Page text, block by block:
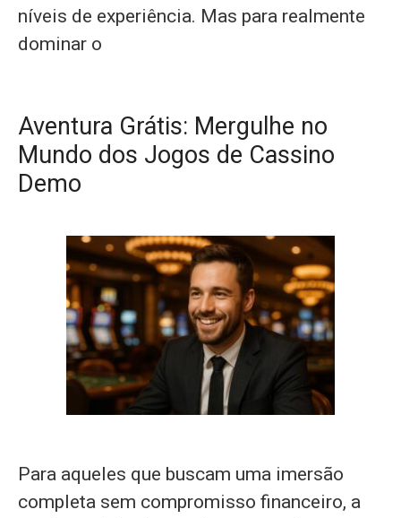
níveis de experiência. Mas para realmente
dominar o
Aventura Grátis: Mergulhe no
Mundo dos Jogos de Cassino
Demo
Para aqueles que buscam uma imersão
completa sem compromisso financeiro, a